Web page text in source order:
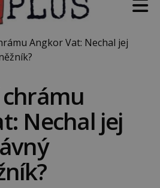
Angkor Vat: Nechal jej
Nechal jej